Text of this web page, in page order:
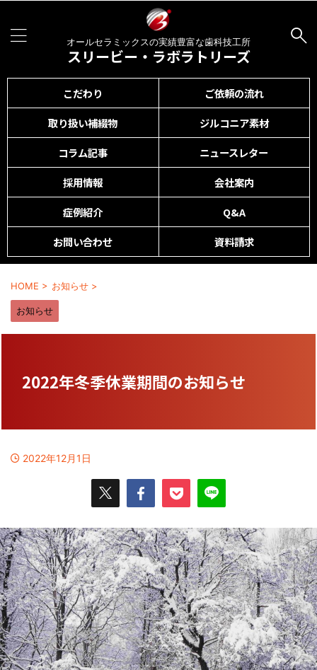
オールセラミックスの実績豊富な歯科技工所
スリービー・ラボラトリーズ
こだわり
ご依頼の流れ
取り扱い補綴物
ジルコニア素材
コラム記事
ニュースレター
採用情報
会社案内
症例紹介
Q&A
お問い合わせ
資料請求
HOME > お知らせ >
お知らせ
2022年冬季休業期間のお知らせ
2022年12月1日